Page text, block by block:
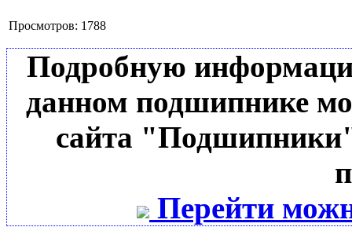
Просмотров: 1788
Подробную
данном подшипнике
сайта
Перейти